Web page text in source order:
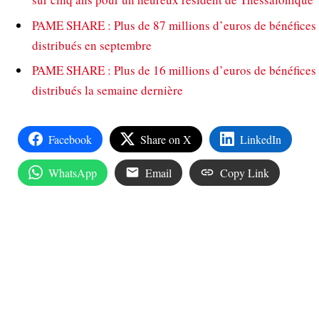
PAME SHARE : Plus de 87 millions d’euros de bénéfices
distribués en septembre
PAME SHARE : Plus de 16 millions d’euros de bénéfices
distribués la semaine dernière
Facebook Share on X LinkedIn
WhatsApp Email Copy Link